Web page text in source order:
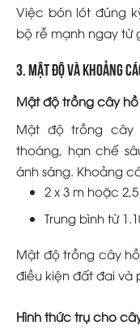
Việc bón lót đúng
bộ rễ mạnh ngay từ
3. Mật độ và khoảng
Mật độ trồng cây
Mật độ trồng cây
thoáng, hạn chế
ánh sáng. Khoảng
2 x 3 m hoặc 2,5
Trung bình từ
Mật độ trồng cây
điều kiện đất đai và
Hình thức trụ cho